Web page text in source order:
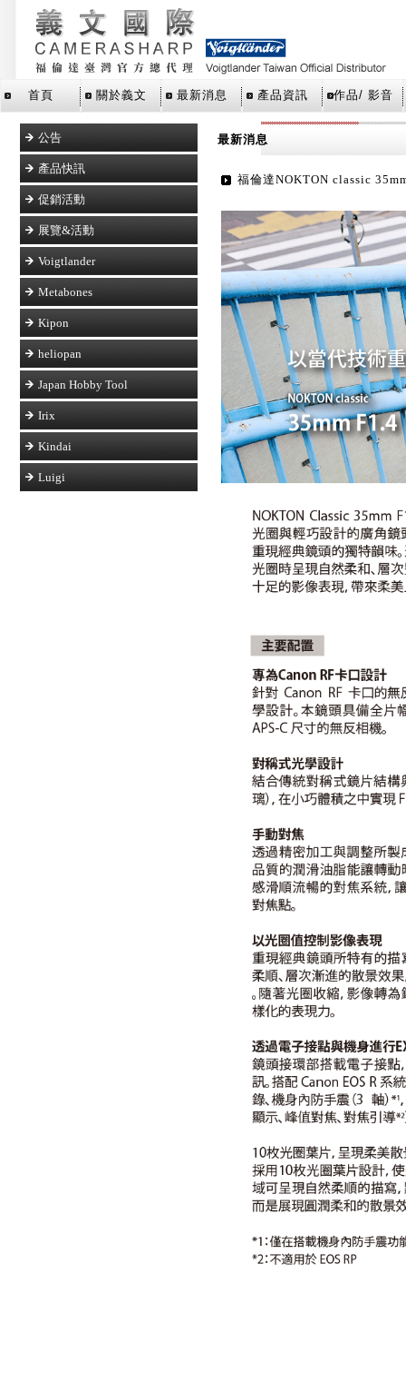
首頁 關於義文 最新消息 產品資訊 作品/ 影音
公告
產品快訊
促銷活動
展覽&活動
Voigtlander
Metabones
Kipon
heliopan
Japan Hobby Tool
Irix
Kindai
Luigi
最新消息
福倫達NOKTON classic